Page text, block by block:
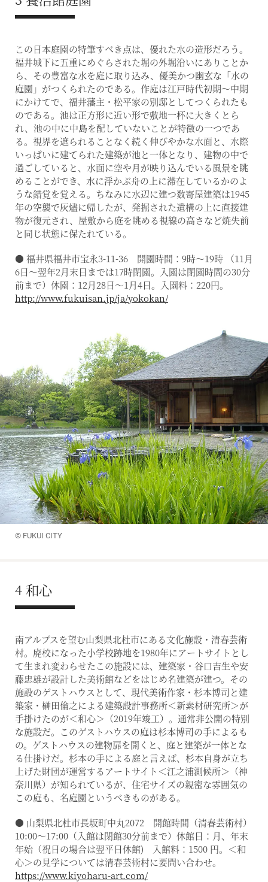
この日本庭園の特筆すべき点は、優れた水の造形だろう。
福井城下に五重にめぐらされた堀の外堀沿いにありことか
ら、その豊富な水を庭に取り込み、優美かつ幽玄な「水の
庭園」がつくられたのである。作庭は江戸時代初期～中期
にかけてで、福井藩主・松平家の別邸としてつくられたも
のである。池は正方形に近い形で敷地一杯に大きくとら
れ、池の中に中島を配していないことが特徴の一つであ
る。視界を遮られることなく続く伸びやかな水面と、水際
いっぱいに建てられた建築が池と一体となり、建物の中で
過ごしていると、水面に空や月が映り込んでいる風景を眺
めることができ、水に浮かぶ舟の上に滞在しているかのよ
うな錯覚を覚える。ちなみに水辺に建つ数寄屋建築は1945
年の空襲で灰燼に帰したが、発掘された遺構の上に直接建
物が復元され、屋敷から庭を眺める視線の高さなど焼失前
と同じ状態に保たれている。
● 福井県福井市宝永3-11-36 開園時間：9時〜19時 （11月
6日～翌年2月末日までは17時閉園。入園は閉園時間の30分
前まで）休園：12月28日〜1月4日。入園料：220円。
http://www.fukuisan.jp/ja/yokokan/
© FUKUI CITY
4 和心
南アルプスを望む山梨県北杜市にある文化施設・清春芸術
村。廃校になった小学校跡地を1980年にアートサイトとし
て生まれ変わらせたこの施設には、建築家・谷口吉生や安
藤忠雄が設計した美術館などをはじめ名建築が建つ。その
施設のゲストハウスとして、現代美術作家・杉本博司と建
築家・榊田倫之による建築設計事務所＜新素材研究所＞が
手掛けたのが＜和心＞（2019年竣工）。通常非公開の特別
な施設だ。このゲストハウスの庭は杉本博司の手によるも
の。ゲストハウスの建物扉を開くと、庭と建築が一体とな
る仕掛けだ。杉本の手による庭と言えば、杉本自身が立ち
上げた財団が運営するアートサイト＜江之浦測候所＞（神
奈川県）が知られているが、住宅サイズの親密な雰囲気の
この庭も、名庭園というべきものがある。
● 山梨県北杜市長坂町中丸2072 開館時間（清春芸術村）
10:00〜17:00（入館は閉館30分前まで）休館日：月、年末
年始（祝日の場合は翌平日休館) 入館料：1500 円。＜和
心＞の見学については清春芸術村に要問い合わせ。
https://www.kiyoharu-art.com/